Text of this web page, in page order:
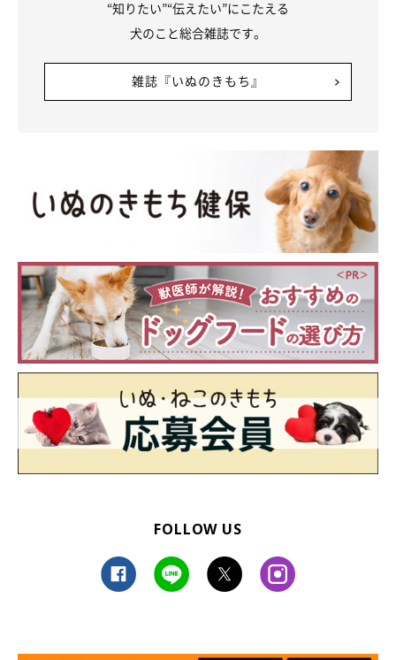
“知りたい”“伝えたい”にこたえる
犬のこと総合雑誌です。
雑誌『いぬのきもち』
FOLLOW US